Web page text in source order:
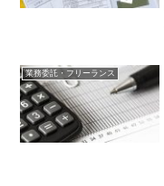
業務委託・フリーランス